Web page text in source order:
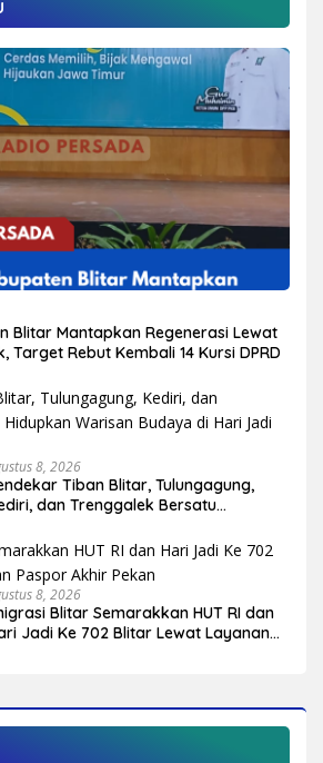
Blitar Mantapkan Regenerasi Lewat
Target Rebut Kembali 14 Kursi DPRD
8, 2026
Tiban Blitar, Tulungagung,
dan Trenggalek Bersatu
702 Blitar
8, 2026
Blitar Semarakkan HUT RI dan
Jadi Ke 702 Blitar Lewat Layanan